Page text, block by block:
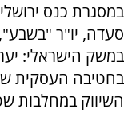
במסגרת כנס
סעדה, יו"ר
במשק הישראלי:
בחטיבה העסקית של
השיווק במחלבות